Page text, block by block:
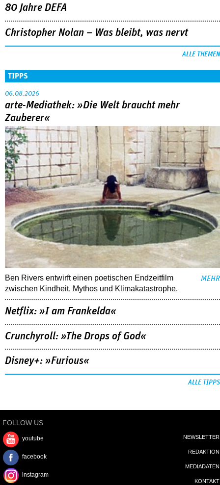
80 Jahre DEFA
Christopher Nolan – Was bleibt, was nervt
ALLE THEMEN
TIPPS
06.08.2026
arte-Mediathek: »Die Welt braucht mehr
Zauberer«
Ben Rivers entwirft einen poetischen Endzeitfilm
zwischen Kindheit, Mythos und Klimakatastrophe.
MEHR
Netflix: »I am Frankelda«
Crunchyroll: »The Drops of God«
Disney+: »Furious«
ALLE TIPPS
FOLLOW US
youtube
facebook
instagram
NEWSLETTER
REDAKTION
MEDIADATEN
KONTAKT